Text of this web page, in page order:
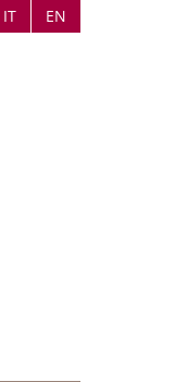
IT EN